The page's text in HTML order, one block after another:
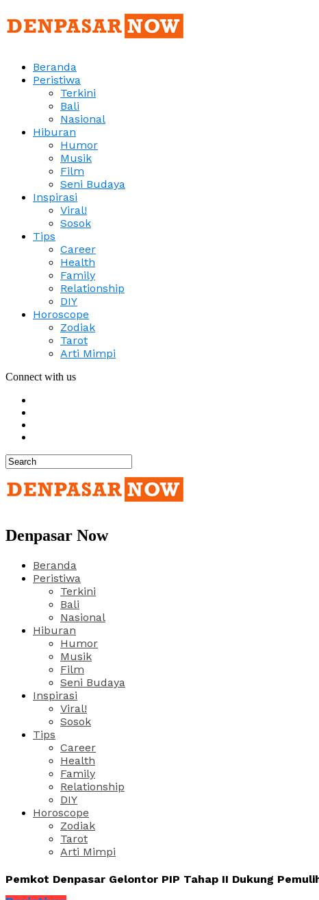
Beranda
Peristiwa
Terkini
Bali
Nasional
Hiburan
Humor
Musik
Film
Seni Budaya
Inspirasi
Viral!
Sosok
Tips
Career
Health
Family
Relationship
DIY
Horoscope
Zodiak
Tarot
Arti Mimpi
Connect with us
Denpasar Now
Beranda
Peristiwa
Terkini
Bali
Nasional
Hiburan
Humor
Musik
Film
Seni Budaya
Inspirasi
Viral!
Sosok
Tips
Career
Health
Family
Relationship
DIY
Horoscope
Zodiak
Tarot
Arti Mimpi
Pemkot Denpasar Gelontor PIP Tahap II Dukung